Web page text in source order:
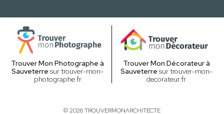
Trouver Mon Photographe à
Sauveterre sur trouver-mon-
photographe.fr
Trouver Mon Décorateur à
Sauveterre sur trouver-mon-
decorateur.fr
© 2026 TROUVERMONARCHITECTE